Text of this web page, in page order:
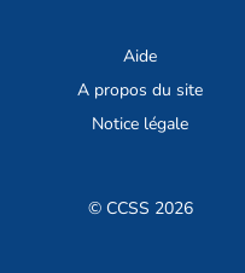
Aide
A propos du site
Notice légale
© CCSS 2026